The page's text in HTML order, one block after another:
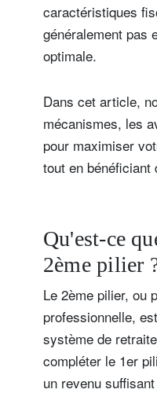
caractéristiques
généralement pas
optimale.
Dans cet article,
mécanismes, les
pour maximiser
tout en bénéficiant
Qu'est-ce
2ème pilier
Le 2ème pilier, ou
professionnelle,
système de
compléter le 1er
un revenu